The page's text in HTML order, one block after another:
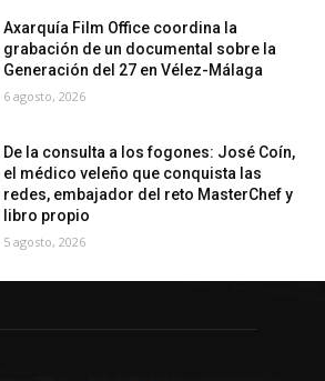
Axarquía Film Office coordina la
grabación de un documental sobre la
Generación del 27 en Vélez-Málaga
6 agosto, 2026
De la consulta a los fogones: José Coín,
el médico veleño que conquista las
redes, embajador del reto MasterChef y
libro propio
5 agosto, 2026